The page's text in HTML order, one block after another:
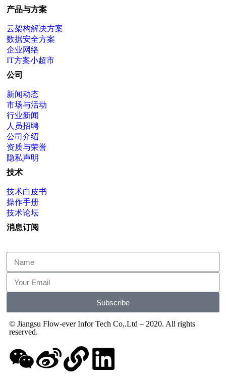
产品与方案
云架构解决方案
数据安全方案
企业网络
IT方案小超市
公司
新闻动态
市场与活动
行业新闻
人员招聘
公司介绍
资质与荣誉
隐私声明
技术
技术白皮书
操作手册
技术论坛
消息订阅
Subscribe
© Jiangsu Flow-ever Infor Tech Co,.Ltd – 2020. All rights
reserved.